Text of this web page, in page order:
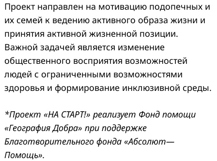
Проект направлен на мотивацию подопечных и
их семей к ведению активного образа жизни и
принятия активной жизненной позиции.
Важной задачей является изменение
общественного восприятия возможностей
людей с ограниченными возможностями
здоровья и формирование инклюзивной среды.
*Проект «НА СТАРТ!» реализует Фонд помощи
«География Добра» при поддержке
Благотворительного фонда «Абсолют—
Помощь».